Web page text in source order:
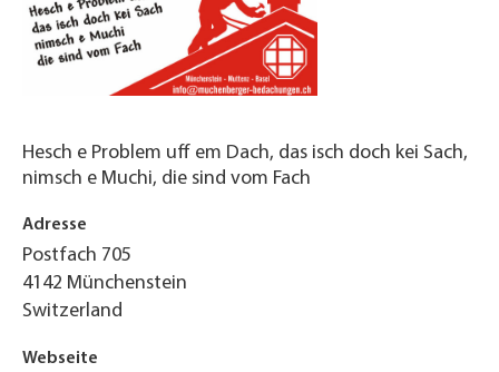
Hesch e Problem uff em Dach, das isch doch kei Sach,
nimsch e Muchi, die sind vom Fach
Adresse
Postfach 705
4142 Münchenstein
Switzerland
Webseite